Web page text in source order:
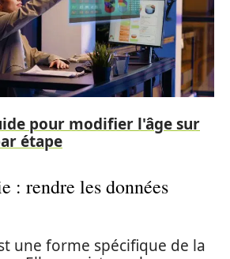
pour modifier l'âge sur
étape
: rendre les données
une forme spécifique de la